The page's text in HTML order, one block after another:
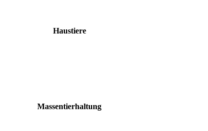
Haustiere
Massentierhaltung